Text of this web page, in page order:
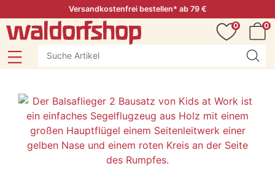
Versandkostenfrei bestellen* ab 79 €
0
0